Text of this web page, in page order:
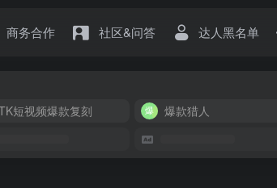
商务合作 社区&问答 达人黑名单
短视频爆款复刻 爆款猎人